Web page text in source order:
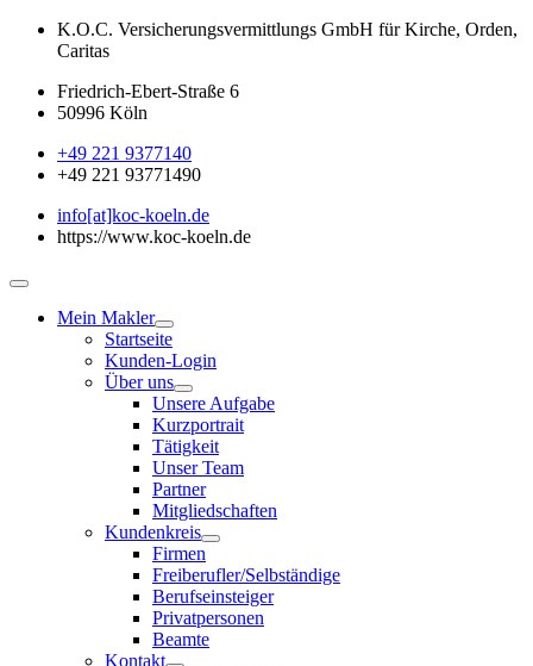
K.O.C. Versicherungsvermittlungs GmbH für Kirche, Orden,
Caritas
Friedrich-Ebert-Straße 6
50996 Köln
+49 221 9377140
+49 221 93771490
info[at]koc-koeln.de
https://www.koc-koeln.de
Mein Makler
Startseite
Kunden-Login
Über uns
Unsere Aufgabe
Kurzportrait
Tätigkeit
Unser Team
Partner
Mitgliedschaften
Kundenkreis
Firmen
Freiberufler/Selbständige
Berufseinsteiger
Privatpersonen
Beamte
Kontakt